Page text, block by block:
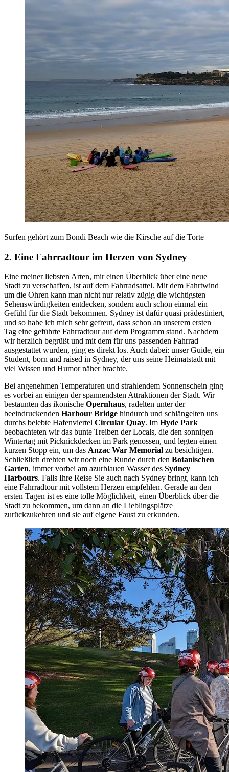
Surfen gehört zum Bondi Beach wie die Kirsche auf die Torte
2. Eine Fahrradtour im Herzen von Sydney
Eine meiner liebsten Arten, mir einen Überblick über eine neue
Stadt zu verschaffen, ist auf dem Fahrradsattel. Mit dem Fahrtwind
um die Ohren kann man nicht nur relativ zügig die wichtigsten
Sehenswürdigkeiten entdecken, sondern auch schon einmal ein
Gefühl für die Stadt bekommen. Sydney ist dafür quasi prädestiniert,
und so habe ich mich sehr gefreut, dass schon an unserem ersten
Tag eine geführte Fahrradtour auf dem Programm stand. Nachdem
wir herzlich begrüßt und mit dem für uns passenden Fahrrad
ausgestattet wurden, ging es direkt los. Auch dabei: unser Guide, ein
Student, born and raised in Sydney, der uns seine Heimatstadt mit
viel Wissen und Humor näher brachte.
Bei angenehmen Temperaturen und strahlendem Sonnenschein ging
es vorbei an einigen der spannendsten Attraktionen der Stadt. Wir
bestaunten das ikonische Opernhaus, radelten unter der
beeindruckenden Harbour Bridge hindurch und schlängelten uns
durchs belebte Hafenviertel Circular Quay. Im Hyde Park
beobachteten wir das bunte Treiben der Locals, die den sonnigen
Wintertag mit Picknickdecken im Park genossen, und legten einen
kurzen Stopp ein, um das Anzac War Memorial zu besichtigen.
Schließlich drehten wir noch eine Runde durch den Botanischen
Garten, immer vorbei am azurblauen Wasser des Sydney
Harbours. Falls Ihre Reise Sie auch nach Sydney bringt, kann ich
eine Fahrradtour mit vollstem Herzen empfehlen. Gerade an den
ersten Tagen ist es eine tolle Möglichkeit, einen Überblick über die
Stadt zu bekommen, um dann an die Lieblingsplätze
zurückzukehren und sie auf eigene Faust zu erkunden.